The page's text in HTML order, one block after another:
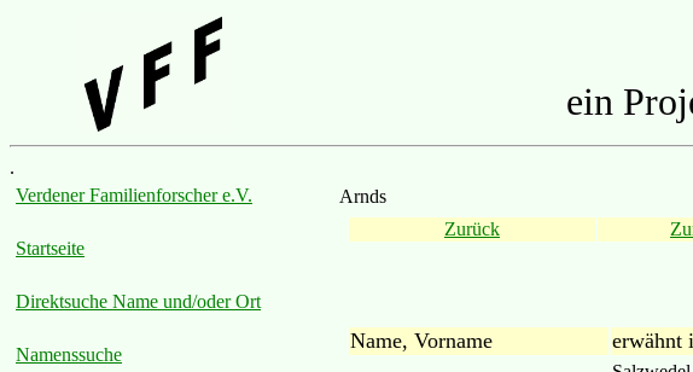
ein
.
Verdener Familienforscher e.V.
Startseite
Direktsuche Name und/oder Ort
Namenssuche
Arnds
Zurück
Name, Vorname erwähnt